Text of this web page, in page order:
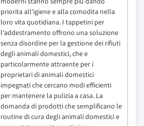
priorita all'igiene e alla comodita nella
loro vita quotidiana. I tappetini per
l'addestramento offrono una soluzione
senza disordine per la gestione dei rifiuti
degli animali domestici, che e
particolarmente attraente per i
proprietari di animali domestici
impegnati che cercano modi efficienti
per mantenere la pulizia a casa. La
domanda di prodotti che semplificano le
routine di cura degli animali domestici e